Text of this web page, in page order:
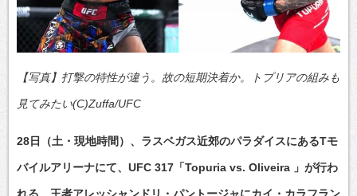
【写真】打撃の特性が違う。故の短期決着か。トプリアの組みも
見てみたい(C)Zuffa/UFC
28日（土・現地時間）、ラスベガス近郊のパラダイスにあるTモ
バイルアリーナにて、UFC 317「Topuria vs. Oliveira 」が行わ
れる。王者アレッシャンドリ・パントージャにカイ・カラフラン